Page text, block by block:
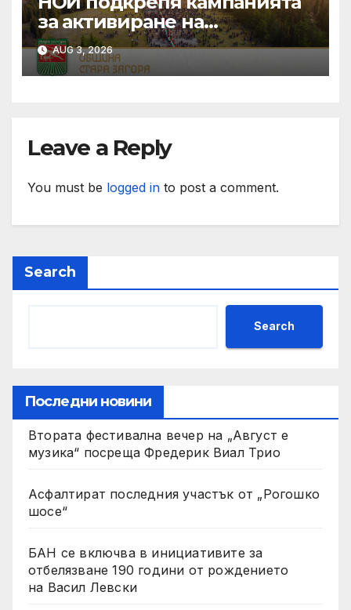
за активиране на
мобилното приложение
еЗдраве
AUG 3, 2026
Leave a Reply
You must be logged in to post a comment.
Search
Search
Последни новини
Втората фестивална вечер на „Август е
музика“ посреща Фредерик Виал Трио
Асфалтират последния участък от „Рогошко
шосе“
БАН се включва в инициативите за
отбелязване 190 години от рождението
на Васил Левски